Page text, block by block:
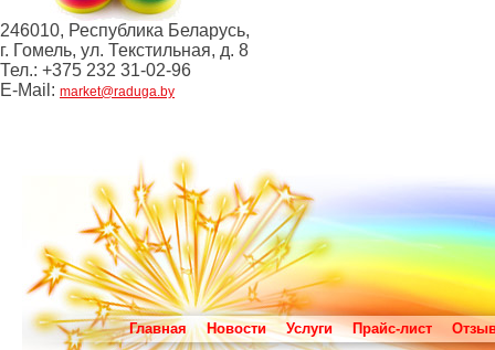
246010, Республика Беларусь,
г. Гомель, ул. Текстильная, д. 8
Тел.: +375 232 31-02-96
E-Mail: market@raduga.by
Главная Новости Услуги Прайс-лист